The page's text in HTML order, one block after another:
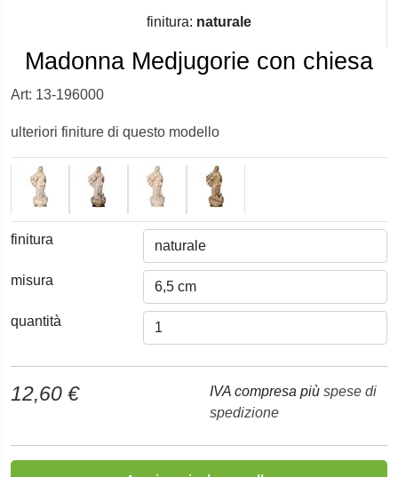
finitura: naturale
Madonna Medjugorie con chiesa
Art: 13-196000
ulteriori finiture di questo modello
finitura
misura
quantità
12,60 € IVA compresa più spese di
spedizione